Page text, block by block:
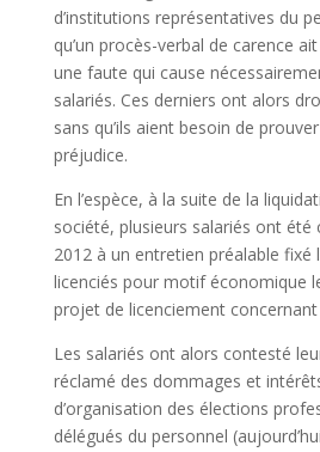
d’institutions représentatives du
qu’un procès-verbal de carence
une faute qui cause
salariés. Ces derniers ont alors
sans qu’ils aient besoin de
préjudice.
En l’espèce, à la suite de la
société, plusieurs salariés ont été
2012 à un entretien préalable fixé
licenciés pour motif économique
projet de licenciement concernant
Les salariés ont alors contesté
réclamé des dommages et
d’organisation des élections
délégués du personnel